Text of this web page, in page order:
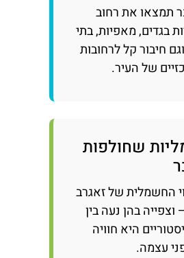
תמצאו את רחוב
בגדים, מאפיות, בתי
חיבור קל לרחובות
של העיר.
שחולפות
החשמלית של זאגרב
וצפייה בהן נעה בין
היא חוויה
עצמה.